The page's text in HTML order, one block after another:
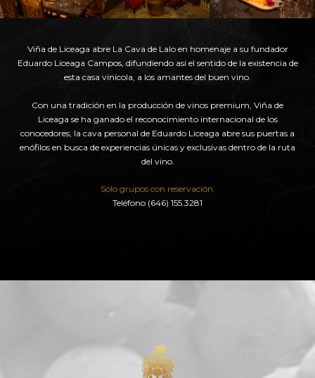
Viña de Liceaga abre La Cava de Lalo en homenaje a su fundador
Eduardo Liceaga Campos, difundiendo así el sentido de la existencia de
esta casa vinícola, a los amantes del buen vino.
Con una tradición en la producción de vinos premium, Viña de
Liceaga se ha ganado el reconocimiento internacional de los
conocedores, la cava personal de Eduardo Liceaga abre sus puertas a
enófilos en busca de experiencias únicas y exclusivas dentro de la ruta
del vino.
Sólo grupos con reservación.
Teléfono (646) 155.3281